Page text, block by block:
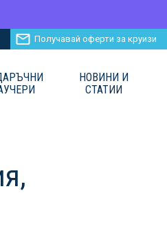
Получавай оферти за круизи
НОВИНИ И
СТАТИИ